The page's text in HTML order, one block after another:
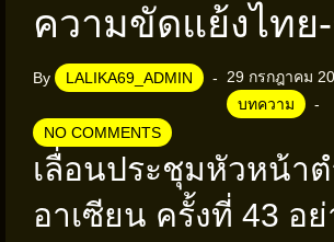
ความขัดแย้งไทย
By LALIKA69_ADMIN
29 กรกฎาคม
บทความ
NO COMMENTS
เลื่อนประชุมหัวหน้าต
อาเซียน ครั้งที่ 43 อ